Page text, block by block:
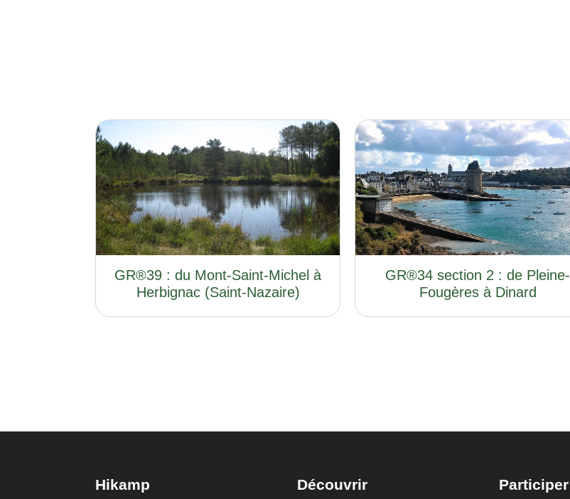
GR®39 : du Mont-Saint-Michel à
Herbignac (Saint-Nazaire)
GR®34 section 2 : de Pleine-
Fougères à Dinard
Hikamp Découvrir Participer